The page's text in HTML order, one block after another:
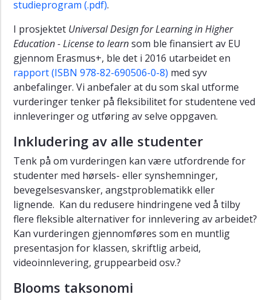
studieprogram (.pdf).
I prosjektet Universal Design for Learning in Higher
Education - License to learnsom ble finansiert av EU
gjennom Erasmus+, ble det i 2016 utarbeidet en
rapport (ISBN 978-82-690506-0-8) med syv
anbefalinger. Vi anbefaler at du som skal utforme
vurderinger tenker på fleksibilitet for studentene ved
innleveringer og utføring av selve oppgaven.
Inkludering av alle studenter
Tenk på om vurderingen kan være utfordrende for
studenter med hørsels- eller synshemninger,
bevegelsesvansker, angstproblematikk eller
lignende. Kan du redusere hindringene ved å tilby
flere fleksible alternativer for innlevering av arbeidet?
Kan vurderingen gjennomføres som en muntlig
presentasjon for klassen, skriftlig arbeid,
videoinnlevering, gruppearbeid osv.?
Blooms taksonomi